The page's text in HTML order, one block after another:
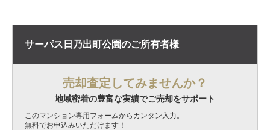
サーパス日乃出町公園のご所有者様
売却査定してみませんか？
地域密着の豊富な実績でご売却をサポート
このマンション専用フォームからカンタン入力。
無料でお申込みいただけます！